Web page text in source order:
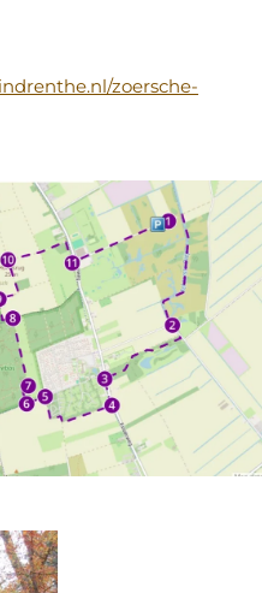
zoersche-